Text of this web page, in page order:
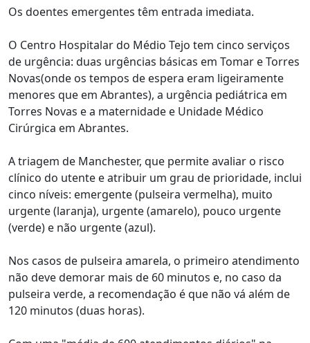
Os doentes emergentes têm entrada imediata.
O Centro Hospitalar do Médio Tejo tem cinco serviços
de urgência: duas urgências básicas em Tomar e Torres
Novas(onde os tempos de espera eram ligeiramente
menores que em Abrantes), a urgência pediátrica em
Torres Novas e a maternidade e Unidade Médico
Cirúrgica em Abrantes.
A triagem de Manchester, que permite avaliar o risco
clínico do utente e atribuir um grau de prioridade, inclui
cinco níveis: emergente (pulseira vermelha), muito
urgente (laranja), urgente (amarelo), pouco urgente
(verde) e não urgente (azul).
Nos casos de pulseira amarela, o primeiro atendimento
não deve demorar mais de 60 minutos e, no caso da
pulseira verde, a recomendação é que não vá além de
120 minutos (duas horas).